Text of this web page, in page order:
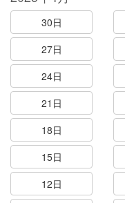
30日
27日
24日
21日
18日
15日
12日